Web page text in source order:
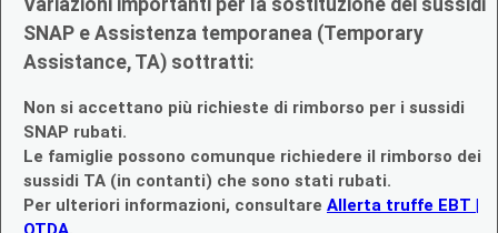
SNAP e Assistenza temporanea (Temporary
Assistance, TA) sottratti:
Non si accettano più richieste di rimborso per i sussidi
SNAP rubati.
Le famiglie possono comunque richiedere il rimborso dei
sussidi TA (in contanti) che sono stati rubati.
Per ulteriori informazioni, consultare Allerta truffe EBT |